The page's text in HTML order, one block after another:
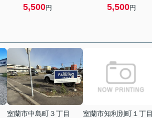
5,500円 5,500円
室蘭市中島町３丁目
室蘭市知利別町１丁目